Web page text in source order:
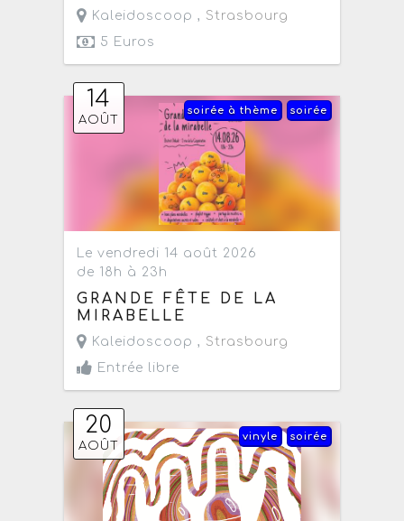
Kaleidoscoop , Strasbourg
5 Euros
14
AOÛT
soirée
soirée à thème
Le vendredi 14 août 2026
de 18h à 23h
GRANDE FÊTE DE LA
MIRABELLE
Kaleidoscoop , Strasbourg
Entrée libre
20
AOÛT
soirée
vinyle